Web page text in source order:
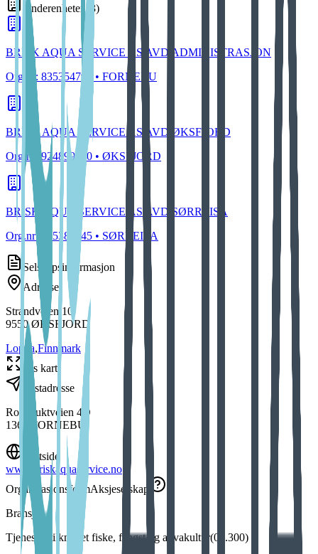
Underenheter ( 3)
BRISK AQUA SERVICE AS AVD ADMINISTRASJON
Org.nr: 835354792 • FORNEBU
BRISK AQUA SERVICE AS AVD ØKSFJORD
Org.nr: 924899670 • ØKSFJORD
BRISK AQUA SERVICE AS AVD SØRREISA
Org.nr:
935382645 • SØRREISA
Selskapsinformasjon
Adresse
Strandveien 10
9550 ØKSFJORD
Loppa,Finnmark
Vis kart
Postadresse
Rolfsbuktveien 4D
1364
FORNEBU
Nettside
www.briskaquaservice.no
OrganisasjonsformAksjeselskap
Bransje
Tjenester tilknyttet fiske, fangst og akvakultur(03.300)